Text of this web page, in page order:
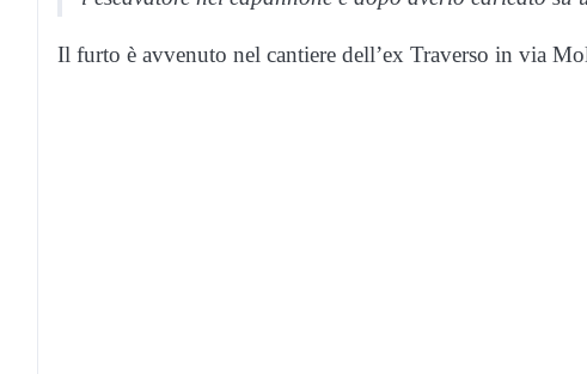
Il furto è avvenuto nel cantiere dell’ex Traverso in via